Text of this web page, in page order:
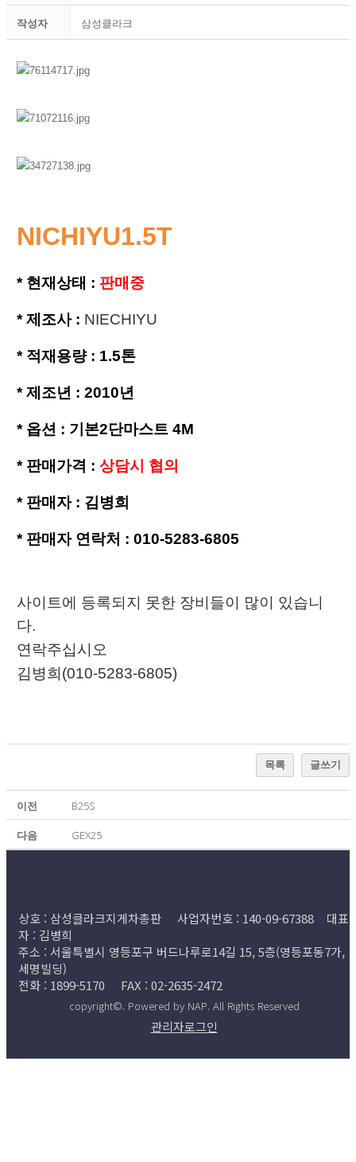
작성자 삼성클라크
NICHIYU1.5T
* 현재상태 : 판매중
* 제조사 : NIECHIYU
* 적재용량 : 1.5톤
*제조년 : 2010년
* 옵션 : 기본2단마스트 4M
* 판매가격 : 상담시 협의
* 판매자 : 김병희
* 판매자 연락처 : 010-5283-6805
사이트에 등록되지 못한 장비들이 많이 있습니
다.
연락주십시오
김병희(010-5283-6805)
목록 글쓰기
이전 B25S
다음 GEX25
상호 : 삼성클라크지게차총판 사업자번호 : 140-09-67388 대표
자 : 김병희
주소 : 서울특별시 영등포구 버드나루로14길 15, 5층(영등포동7가,
세명빌딩)
전화 : 1899-5170 FAX : 02-2635-2472
copyright©. Powered by NAP. All Rights Reserved
관리자로그인